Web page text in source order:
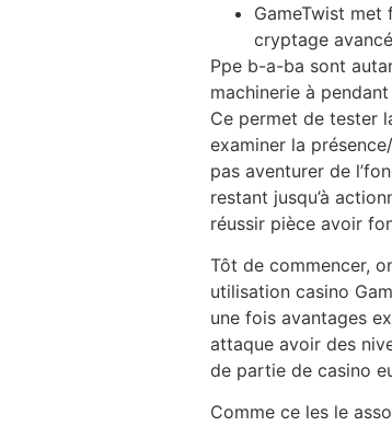
GameTwist
cryptage
Ppe b-a-ba sont
machinerie à
Ce permet de tester
examiner la
pas aventurer de
restant jusqu’à
réussir pièce avoir
Tôt de commencer,
utilisation casino
une fois avantages
attaque avoir des
de partie de casino
Comme ce les le